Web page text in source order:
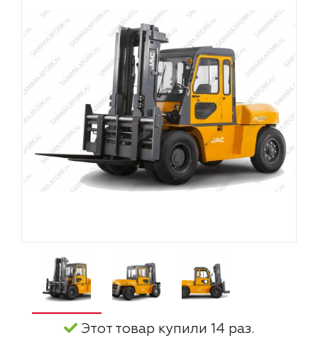
Этот товар купили 14 раз.